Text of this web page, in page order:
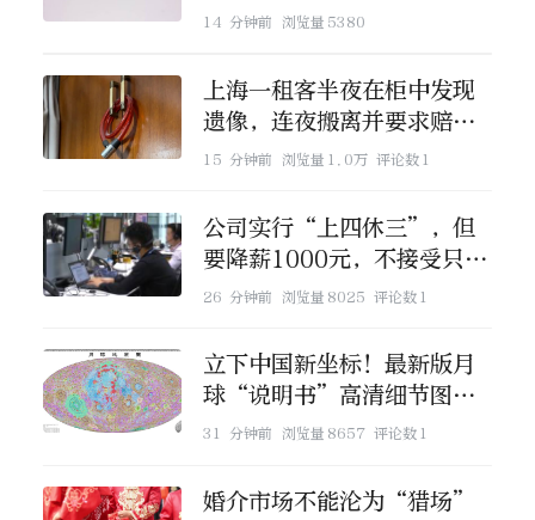
14 分钟前 浏览量 5380
上海一租客半夜在柜中发现
遗像，连夜搬离并要求赔偿
损失
15 分钟前 浏览量 1.0万 评论数 1
公司实行“上四休三”，但
要降薪1000元，不接受只能
辞职
26 分钟前 浏览量 8025 评论数 1
立下中国新坐标！最新版月
球“说明书”高清细节图来
了
31 分钟前 浏览量 8657 评论数 1
婚介市场不能沦为“猎场”